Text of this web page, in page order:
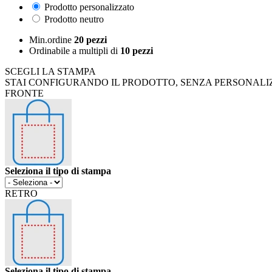
Prodotto personalizzato
Prodotto neutro
Min.ordine 20 pezzi
Ordinabile a multipli di 10 pezzi
SCEGLI LA STAMPA
STAI CONFIGURANDO IL PRODOTTO, SENZA
FRONTE
Seleziona il tipo di stampa
RETRO